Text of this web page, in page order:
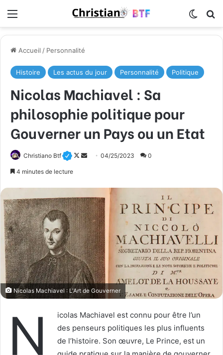
Menu
Accueil / Personnalité
Histoire Les actus du jour Personnalité Politique
Nicolas Machiavel : Sa
philosophie politique pour
Gouverner un Pays ou un Etat
Christiano Btf
Follow
Envoyer04/25/2023 0
4 minutes de lecture
Nicolas Machiavel : L'Art de Gouverner
N
icolas Machiavel est connu pour être l’un
des penseurs politiques les plus influents
de l’histoire. Son œuvre, Le Prince, est un